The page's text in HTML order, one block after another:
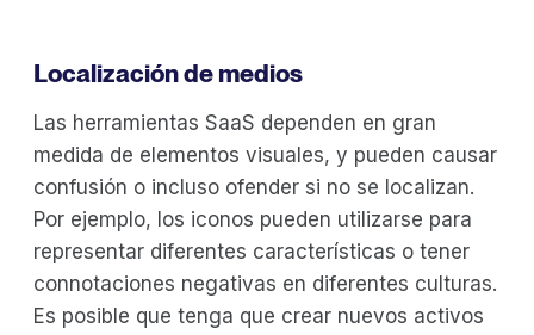
Localización de medios
Las herramientas SaaS dependen en gran
medida de elementos visuales, y pueden causar
confusión o incluso ofender si no se localizan.
Por ejemplo, los iconos pueden utilizarse para
representar diferentes características o tener
connotaciones negativas en diferentes culturas.
Es posible que tenga que crear nuevos activos